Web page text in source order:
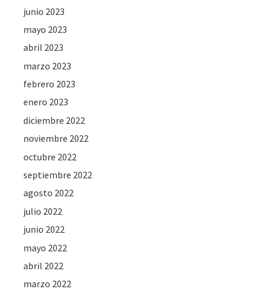
junio 2023
mayo 2023
abril 2023
marzo 2023
febrero 2023
enero 2023
diciembre 2022
noviembre 2022
octubre 2022
septiembre 2022
agosto 2022
julio 2022
junio 2022
mayo 2022
abril 2022
marzo 2022